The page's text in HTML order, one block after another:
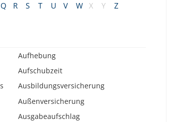
Q R S T U V W X Y Z
Aufhebung
Aufschubzeit
Ausbildungsversicherung
Außenversicherung
Ausgabeaufschlag